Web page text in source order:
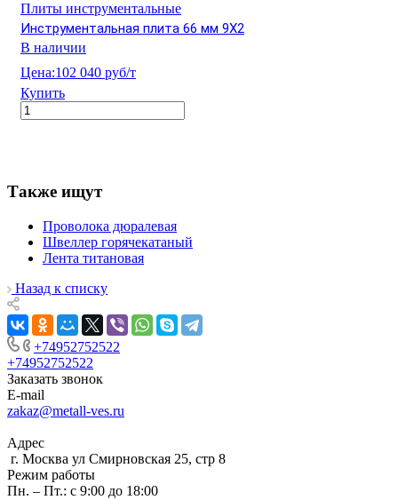
Плиты инструментальные
Инструментальная плита 66 мм 9Х2
В наличии
Цена:102 040 руб/т
Купить
Также ищут
Проволока дюралевая
Швеллер горячекатаный
Лента титановая
Назад к списку
+74952752522
+74952752522
Заказать звонок
E-mail
zakaz@metall-ves.ru
Адрес
г. Москва ул Смирновская 25, стр 8
Режим работы
Пн. – Пт.: с 9:00 до 18:00